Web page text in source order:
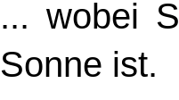
... wobei S
Sonne ist.